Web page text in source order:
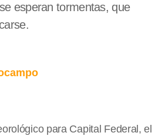
esperan tormentas, que
para Capital Federal, el